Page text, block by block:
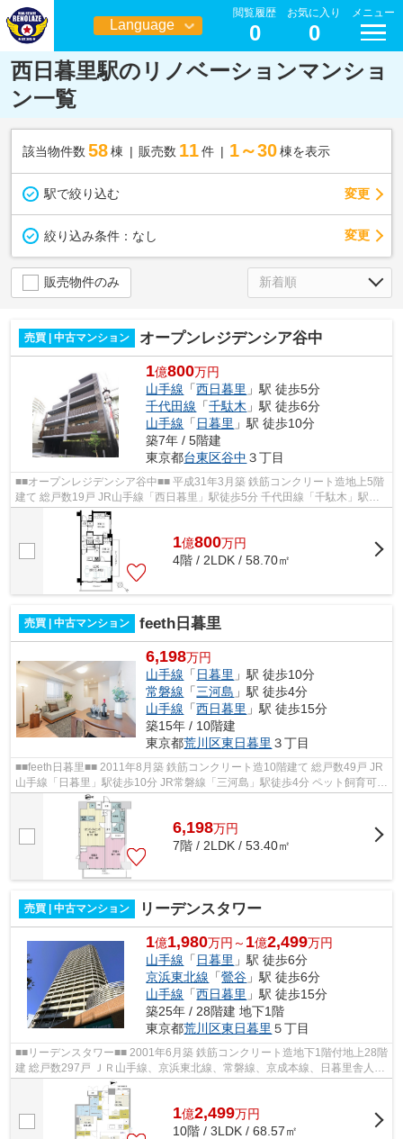
Language
日本語
閲覧履歴
0
お気に入り
0
メニュー
西日暮里駅のリノベーションマンショ
ン一覧
該当物件数 58棟 販売数 11 件 1～30 棟を表示
駅で絞り込む 変更
絞り込み条件： なし 変更
販売物件のみ
売買 | 中古マンション オープンレジデンシア谷中
1億800万円
山手線 「西日暮里 」駅 徒歩5分
千代田線 「千駄木 」駅 徒歩6分
山手線 「 日暮里 」駅 徒歩10分
築7年 / 5階建
東京都台東区谷中 ３丁目
■■オープンレジデンシア谷中■■ 平成31年3月築 鉄筋コンクリート造地上5階
建て 総戸数19戸 JR山手線「西日暮里」駅徒歩5分 千代田線「千駄木」駅徒
歩6分 JR山手線「日暮里」駅徒歩10...
1億800万円
4階 / 2LDK / 58.70㎡
売買 | 中古マンション feeth日暮里
6,198万円
山手線 「 日暮里 」駅 徒歩10分
常磐線 「三河島 」駅 徒歩4分
山手線 「西日暮里 」駅 徒歩15分
築15年 / 10階建
東京都荒川区東日暮里 ３丁目
■■feeth日暮里■■ 2011年8月築 鉄筋コンクリート造10階建て 総戸数49戸 JR
山手線「日暮里」駅徒歩10分 JR常磐線「三河島」駅徒歩4分 ペット飼育可能
複数路線利用可能 オートロック ...
6,198万円
7階 / 2LDK / 53.40㎡
売買 | 中古マンション リーデンスタワー
1億1,980万円～ 1億2,499万円
山手線 「日暮里 」駅 徒歩6分
京浜東北線 「鶯谷 」駅 徒歩6分
山手線 「西日暮里 」駅 徒歩15分
築25年 / 28階建 地下1階
東京都荒川区東日暮里 ５丁目
■■リーデンスタワー■■ 2001年6月築 鉄筋コンクリート造地下1階付地上28階
建 総戸数297戸 ＪＲ山手線、京浜東北線、常磐線、京成本線、日暮里舎人ラ
イナー「日暮里」駅徒歩 6 分 JR ...
1億2,499万円
10階 / 3LDK / 68.57㎡